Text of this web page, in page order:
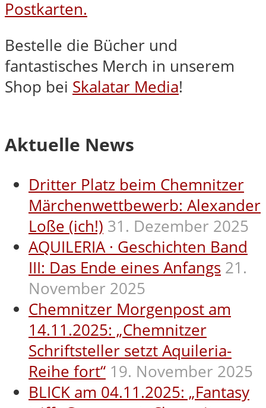
Bestelle die Bücher und
fantastisches Merch in unserem
Shop bei Skalatar Media!
Aktuelle News
Dritter Platz beim Chemnitzer
Märchenwettbewerb: Alexander
Loße (ich!) 31. Dezember 2025
AQUILERIA · Geschichten Band
III: Das Ende eines Anfangs 21.
November 2025
Chemnitzer Morgenpost am
14.11.2025: „Chemnitzer
Schriftsteller setzt Aquileria-
Reihe fort“ 19. November 2025
BLICK am 04.11.2025: „Fantasy